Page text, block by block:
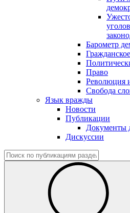
Барометр
Право
Революция
Свобода
Язык вражды
Новости
Публикации
Документы
Дискуссии